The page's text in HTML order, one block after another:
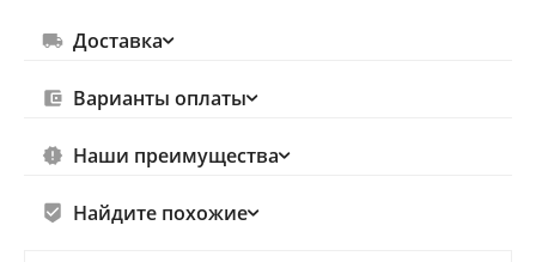
Доставка
Варианты оплаты
Наши преимущества
Найдите похожие